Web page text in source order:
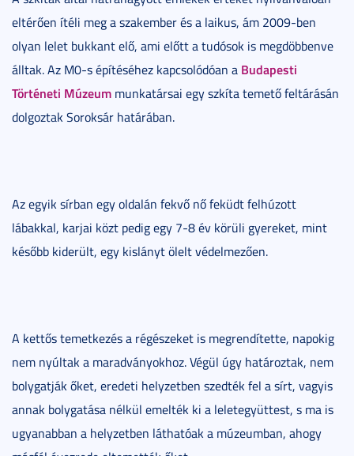
eltérően ítéli meg a szakember és a laikus, ám 2009-ben
olyan lelet bukkant elő, ami előtt a tudósok is megdöbbenve
álltak. Az M0-s építéséhez kapcsolódóan a Budapesti
Történeti Múzeum munkatársai egy szkíta temető feltárásán
dolgoztak Soroksár határában.
Az egyik sírban egy oldalán fekvő nő feküdt felhúzott
lábakkal, karjai közt pedig egy 7-8 év körüli gyereket, mint
később kiderült, egy kislányt ölelt védelmezően.
A kettős temetkezés a régészeket is megrendítette, napokig
nem nyúltak a maradványokhoz. Végül úgy határoztak, nem
bolygatják őket, eredeti helyzetben szedték fel a sírt, vagyis
annak bolygatása nélkül emelték ki a leletegyüttest, s ma is
ugyanabban a helyzetben láthatóak a múzeumban, ahogy